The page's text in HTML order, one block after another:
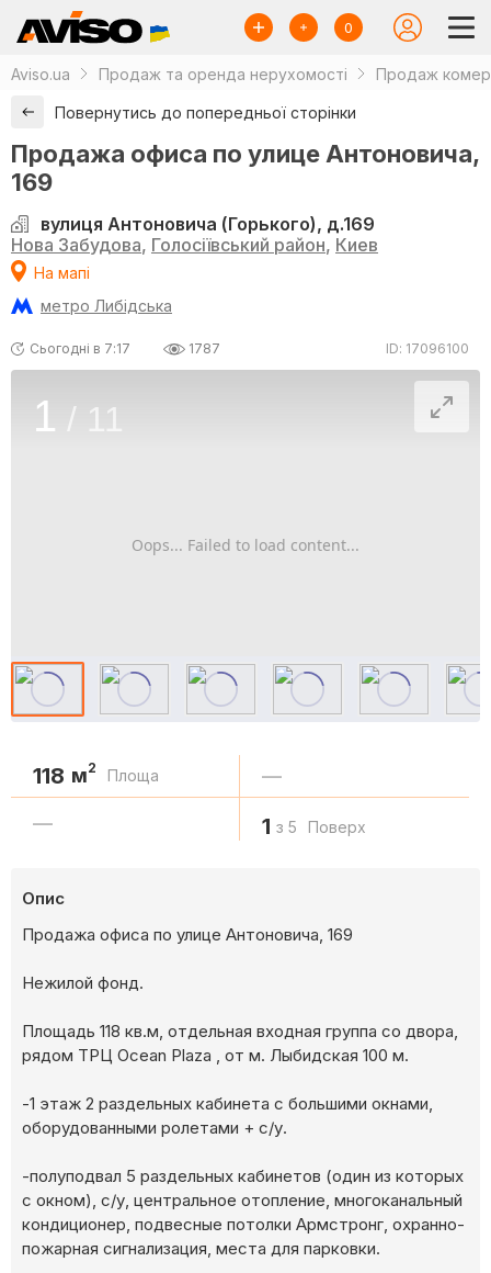
0
Aviso.ua Продаж та оренда нерухомості Продаж
Повернутись до попередньої сторінки
Продажа офиса по улице Антоновича,
169
вулиця Антоновича (Горького), д.169
Нова Забудова, Голосіївський район, Киев
На мапі
метро Либідська
Сьогодні в 7:17 1787 ID: 17096100
Oops... Failed to load content...
1 / 11
118 м2 Площа —
— 1 з 5 Поверх
Опис
Продажа офиса по улице Антоновича, 169
Нежилой фонд.
Площадь 118 кв.м, отдельная входная группа со двора,
рядом ТРЦ Ocean Plaza , от м. Лыбидская 100 м.
-1 этаж 2 раздельных кабинета с большими окнами,
оборудованными ролетами + с/у.
-полуподвал 5 раздельных кабинетов (один из которых
с окном), с/у, центральное отопление, многоканальный
кондиционер, подвесные потолки Армстронг, охранно-
пожарная сигнализация, места для парковки.